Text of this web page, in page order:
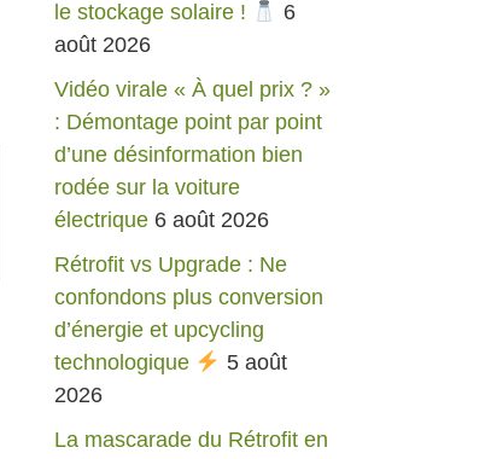
le stockage solaire !
6
août 2026
Vidéo virale « À quel prix ? »
: Démontage point par point
d’une désinformation bien
rodée sur la voiture
électrique 6 août 2026
Rétrofit vs Upgrade : Ne
confondons plus conversion
d’énergie et upcycling
technologique
5 août
2026
La mascarade du Rétrofit en